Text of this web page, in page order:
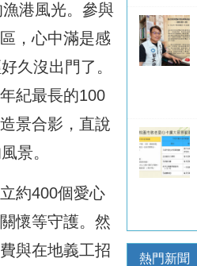
港風光。參與
，心中滿是感
久沒出門了。
紀最長的100
景合影，直說
景。
約400個愛心
懷等守護。然
與在地義工招
熱門新聞